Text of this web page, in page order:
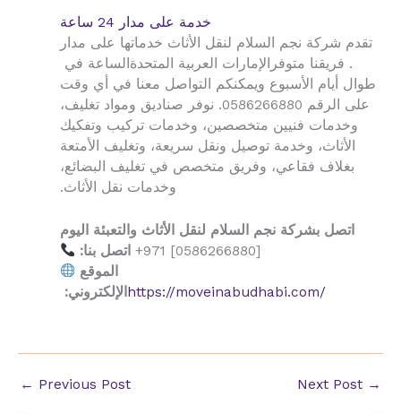
خدمة على مدار 24 ساعة
تقدم شركة نجم السلام لنقل الأثاث خدماتها على مدار
الساعة في الإمارات العربية المتحدة . فريقنا متوفر
طوال أيام الأسبوع ويمكنكم التواصل معنا في أي وقت
على الرقم 0586266880. نوفر صناديق ومواد تغليف،
وخدمات فنيين متخصصين، وخدمات تركيب وتفكيك
الأثاث، وخدمة توصيل ونقل سريعة، وتغليف الأمتعة
بغلاف فقاعي، وفريق متخصص في تغليف البضائع،
وخدمات نقل الأثاث.
اتصل بشركة نجم السلام لنقل الأثاث والتعبئة اليوم
اتصل بنا: +971 [0586266880]
الموقع
الإلكتروني: https://moveinabudhabi.com/
← Previous Post Next Post →